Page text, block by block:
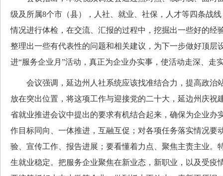
级及所属8个市（县），人社、就业、社保，人才等四条战
情况进行体检，在交流、汇报的过程中，挖掘出一些好的经
整理出一些有代表性的问题和相关建议，为下一步做好顶层
进“服务企业月”活动，真正为企业办实事，使活动走深、走
会议强调，延边州人社系统应该找准结合力，提高政治
放在突出位置，将这项工作与迎接党的二十大，延边州庆祝
省就业推进会议中提出的要求有机结合起来，确保为企业办
作目标同向、一体推进，互融互促；对各项任务落实情况要
验、宣传工作、报告进展；要看懂着力点、聚焦主责主业。
生就业稳定。把服务企业聚焦在新业态，新职业，以及受疫